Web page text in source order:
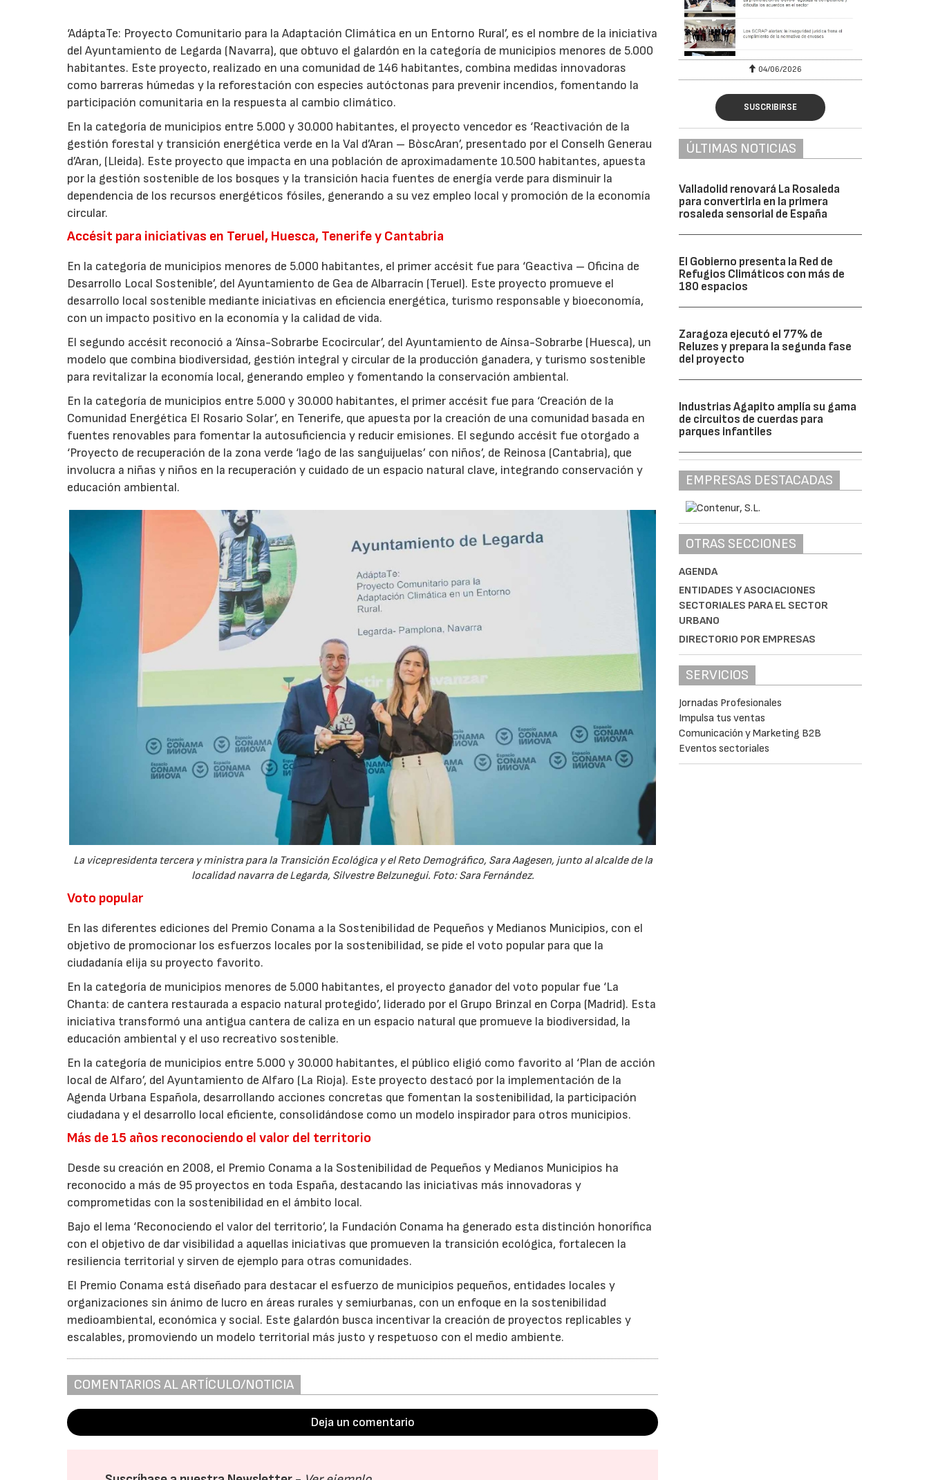
‘AdáptaTe: Proyecto Comunitario para la Adaptación Climática en un Entorno Rural’, es el nombre de la iniciativa
del Ayuntamiento de Legarda (Navarra), que obtuvo el galardón en la categoría de municipios menores de 5.000
habitantes. Este proyecto, realizado en una comunidad de 146 habitantes, combina medidas innovadoras
como barreras húmedas y la reforestación con especies autóctonas para prevenir incendios, fomentando la
participación comunitaria en la respuesta al cambio climático.
En la categoría de municipios entre 5.000 y 30.000 habitantes, el proyecto vencedor es ‘Reactivación de la
gestión forestal y transición energética verde en la Val d’Aran – BòscAran’, presentado por el Conselh Generau
d’Aran, (Lleida). Este proyecto que impacta en una población de aproximadamente 10.500 habitantes, apuesta
por la gestión sostenible de los bosques y la transición hacia fuentes de energía verde para disminuir la
dependencia de los recursos energéticos fósiles, generando a su vez empleo local y promoción de la economía
circular.
Accésit para iniciativas en Teruel, Huesca, Tenerife y Cantabria
En la categoría de municipios menores de 5.000 habitantes, el primer accésit fue para ‘Geactiva – Oficina de
Desarrollo Local Sostenible’, del Ayuntamiento de Gea de Albarracín (Teruel). Este proyecto promueve el
desarrollo local sostenible mediante iniciativas en eficiencia energética, turismo responsable y bioeconomía,
con un impacto positivo en la economía y la calidad de vida.
El segundo accésit reconoció a ‘Aínsa-Sobrarbe Ecocircular’, del Ayuntamiento de Aínsa-Sobrarbe (Huesca), un
modelo que combina biodiversidad, gestión integral y circular de la producción ganadera, y turismo sostenible
para revitalizar la economía local, generando empleo y fomentando la conservación ambiental.
En la categoría de municipios entre 5.000 y 30.000 habitantes, el primer accésit fue para ‘Creación de la
Comunidad Energética El Rosario Solar’, en Tenerife, que apuesta por la creación de una comunidad basada en
fuentes renovables para fomentar la autosuficiencia y reducir emisiones. El segundo accésit fue otorgado a
‘Proyecto de recuperación de la zona verde ‘lago de las sanguijuelas’ con niños’, de Reinosa (Cantabria), que
involucra a niñas y niños en la recuperación y cuidado de un espacio natural clave, integrando conservación y
educación ambiental.
La vicepresidenta tercera y ministra para la Transición Ecológica y el Reto Demográfico, Sara Aagesen, junto al alcalde de la
localidad navarra de Legarda, Silvestre Belzunegui. Foto: Sara Fernández.
Voto popular
En las diferentes ediciones del Premio Conama a la Sostenibilidad de Pequeños y Medianos Municipios, con el
objetivo de promocionar los esfuerzos locales por la sostenibilidad, se pide el voto popular para que la
ciudadanía elija su proyecto favorito.
En la categoría de municipios menores de 5.000 habitantes, el proyecto ganador del voto popular fue ‘La
Chanta: de cantera restaurada a espacio natural protegido’, liderado por el Grupo Brinzal en Corpa (Madrid). Esta
iniciativa transformó una antigua cantera de caliza en un espacio natural que promueve la biodiversidad, la
educación ambiental y el uso recreativo sostenible.
En la categoría de municipios entre 5.000 y 30.000 habitantes, el público eligió como favorito al ‘Plan de acción
local de Alfaro’, del Ayuntamiento de Alfaro (La Rioja). Este proyecto destacó por la implementación de la
Agenda Urbana Española, desarrollando acciones concretas que fomentan la sostenibilidad, la participación
ciudadana y el desarrollo local eficiente, consolidándose como un modelo inspirador para otros municipios.
Más de 15 años reconociendo el valor del territorio
Desde su creación en 2008, el Premio Conama a la Sostenibilidad de Pequeños y Medianos Municipios ha
reconocido a más de 95 proyectos en toda España, destacando las iniciativas más innovadoras y
comprometidas con la sostenibilidad en el ámbito local.
Bajo el lema ‘Reconociendo el valor del territorio’, la Fundación Conama ha generado esta distinción honorífica
con el objetivo de dar visibilidad a aquellas iniciativas que promueven la transición ecológica, fortalecen la
resiliencia territorial y sirven de ejemplo para otras comunidades.
El Premio Conama está diseñado para destacar el esfuerzo de municipios pequeños, entidades locales y
organizaciones sin ánimo de lucro en áreas rurales y semiurbanas, con un enfoque en la sostenibilidad
medioambiental, económica y social. Este galardón busca incentivar la creación de proyectos replicables y
escalables, promoviendo un modelo territorial más justo y respetuoso con el medio ambiente.
COMENTARIOS AL ARTÍCULO/NOTICIA
Deja un comentario
02/07/2026 04/06/2026
SUSCRIBIRSE
ÚLTIMAS NOTICIAS
Valladolid renovará La Rosaleda
para convertirla en la primera
rosaleda sensorial de España
El Gobierno presenta la Red de
Refugios Climáticos con más de
180 espacios
Zaragoza ejecutó el 77% de
Reluzes y prepara la segunda fase
del proyecto
Industrias Agapito amplía su gama
de circuitos de cuerdas para
parques infantiles
EMPRESAS DESTACADAS
OTRAS SECCIONES
AGENDA
ENTIDADES Y ASOCIACIONES
SECTORIALES PARA EL SECTOR
URBANO
DIRECTORIO POR EMPRESAS
SERVICIOS
Jornadas Profesionales
Impulsa tus ventas
Comunicación y Marketing B2B
Eventos sectoriales